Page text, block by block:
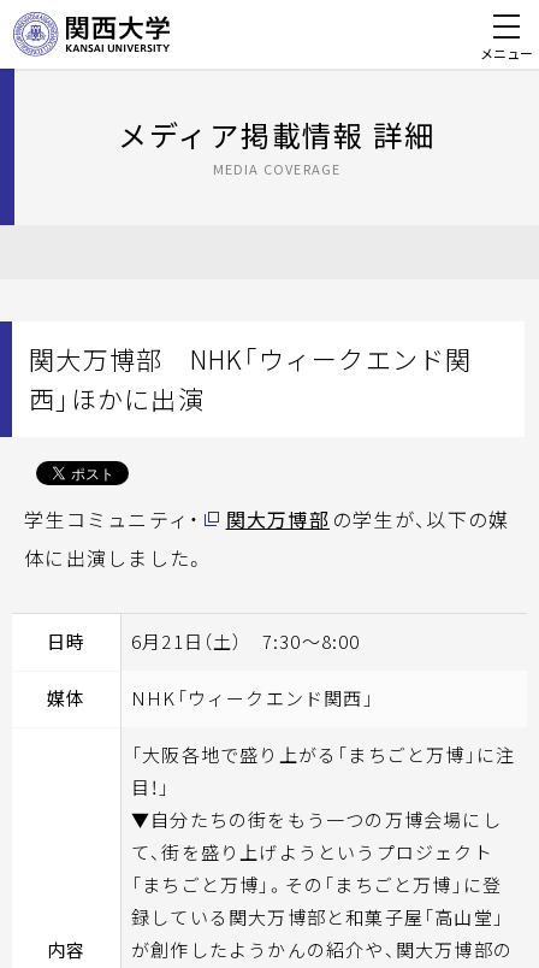
メニュー
メディア掲載情報 詳細
MEDIA COVERAGE
関大万博部 NHK「ウィークエンド関
西」ほかに出演
学生コミュニティ・ 関大万博部 の学生が、以下の媒
体に出演しました。
日時 6月21日（土） 7:30～8:00
媒体 NHK「ウィークエンド関西」
内容
「大阪各地で盛り上がる「まちごと万博」に注
目！」
▼自分たちの街をもう一つの万博会場にし
て、街を盛り上げようというプロジェクト
「まちごと万博」。その「まちごと万博」に登
録している関大万博部と和菓子屋「高山堂」
が創作したようかんの紹介や、関大万博部の